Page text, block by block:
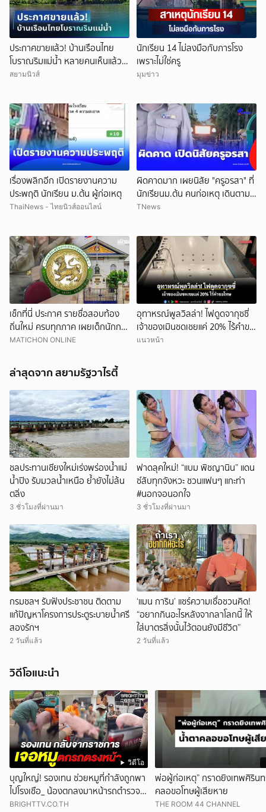
ประกาศขายแล้ว! บ้านเรือนไทย
โบราณริมแม่น้ำ หลายคนเห็นแล้ว
จำได้ เคยเป็นฉากหนังดัง
สยามนิวส์
นักเรียน 14 ไม่ลงมือกับภารโรง
เพราะไม่ใช่ครู
มุมข่าว
เรื่องพลิกอีก เปิดรายงานความ
ประพฤติ นักเรียน ม.ต้น ผู้ก่อเหตุ
ThaiNews - ไทยนิวส์ออนไลน์
ผิดคาดมาก เผยนิสัย "ครูอรสา" ที่
นักเรียนม.ต้น คนก่อเหตุ เดินตาม
หา
TNews
เช็กที่นี่ ประกาศ รายชื่อสอบท้อง
ถิ่นใหม่ ครบทุกภาค เผยเด็กนักการ
เมืองดังหลุดอื้อ
MATICHON ONLINE
อุทาหรณ์พูลวิลล่า! ไฟดูดจากุซซี่
เจ้าของเมินชดเชยแค่ 20% ไร้คำขอ
โทษ
แนวหน้า
ล่าสุดจาก สยามรัฐวาไรตี้
ชลประทานเชียงใหม่เร่งพร่องน้ำแม่
น้ำปิง รับมวลน้ำเหนือ ย้ำยังไม่ล้น
ตลิ่ง
3 ชั่วโมงที่ผ่านมา
ฟาดลุคใหม่! “แบม พิชญานิน” แดน
ซ์สับทุกจังหวะ ชวนแฟนๆ แกะท่า
#นอกจอนอกใจ
3 ชั่วโมงที่ผ่านมา
กรมชลฯ รับฟังประชาชน ติดตาม
แก้ปัญหาโครงการประตูระบายน้ำศรี
สองรักฯ
2 วันที่แล้ว
‘แมน การิน’ แชร์ความเชื่อชวนคิด!
“อยากกินอะไรหลังจากลาโลกนี้ ให้
ใส่บาตรสิ่งนั้นไว้ตอนยังมีชีวิต”
2 วันที่แล้ว
วิดีโอแนะนำ
วิดีโอ
บุญใหญ่! รองเทน ช่วยหมูที่กำลังถูกพา
ไปโรงเชือ_ น้องตกลงมาหน้ารถตำรวจ
พอดี
BRIGHTTV.CO.TH
พ่อผู้ก่อเหตุ” กราดยิงเทพศิริน
คลอขอโทษผู้เสียหาย
THE ROOM 44 CHANNEL
ยกเลิก